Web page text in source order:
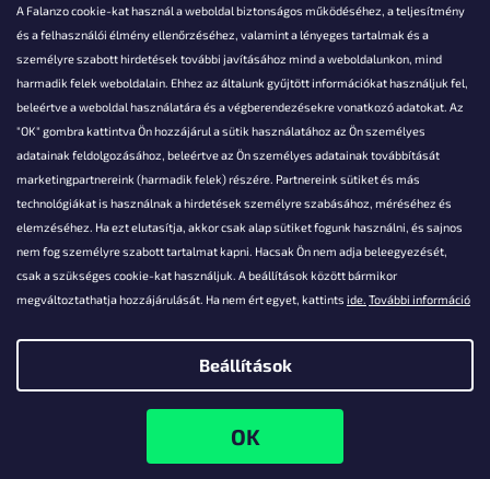
A Falanzo cookie-kat használ a weboldal biztonságos működéséhez, a teljesítmény
és a felhasználói élmény ellenőrzéséhez, valamint a lényeges tartalmak és a
személyre szabott hirdetések további javításához mind a weboldalunkon, mind
harmadik felek weboldalain. Ehhez az általunk gyűjtött információkat használjuk fel,
beleértve a weboldal használatára és a végberendezésekre vonatkozó adatokat. Az
"OK" gombra kattintva Ön hozzájárul a sütik használatához az Ön személyes
adatainak feldolgozásához, beleértve az Ön személyes adatainak továbbítását
marketingpartnereink (harmadik felek) részére. Partnereink sütiket és más
technológiákat is használnak a hirdetések személyre szabásához, méréséhez és
elemzéséhez. Ha ezt elutasítja, akkor csak alap sütiket fogunk használni, és sajnos
nem fog személyre szabott tartalmat kapni. Hacsak Ön nem adja beleegyezését,
csak a szükséges cookie-kat használjuk. A beállítások között bármikor
megváltoztathatja hozzájárulását. Ha nem ért egyet, kattints ide. További információ
Beállítások
Akarsz kérdezni valamit?
info@falanzo.hu
Falanzo.hu. Minden jog fenntartva.